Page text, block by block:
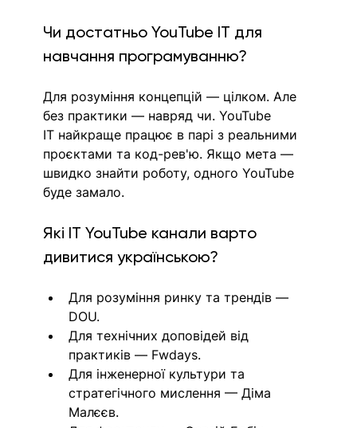
Чи достатньо YouTube IT для
навчання програмуванню?
Для розуміння концепцій — цілком. Але
без практики — навряд чи. YouTube
IT найкраще працює в парі з реальними
проєктами та код-рев'ю. Якщо мета —
швидко знайти роботу, одного YouTube
буде замало.
Які IT YouTube канали варто
дивитися українською?
Для розуміння ринку та трендів —
DOU.
Для технічних доповідей від
практиків — Fwdays.
Для інженерної культури та
стратегічного мислення — Діма
Малєєв.